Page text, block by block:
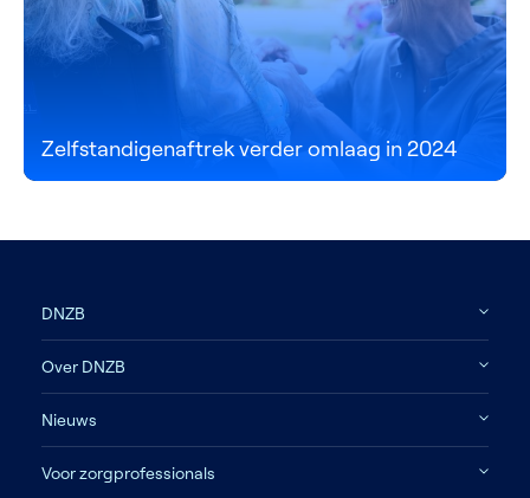
Zelfstandigenaftrek verder omlaag in 2024
DNZB
Over DNZB
Nieuws
Voor zorgprofessionals